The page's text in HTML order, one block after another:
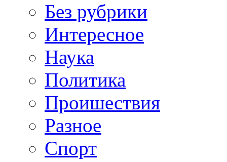
Без рубрики
Интересное
Наука
Политика
Проишествия
Разное
Спорт